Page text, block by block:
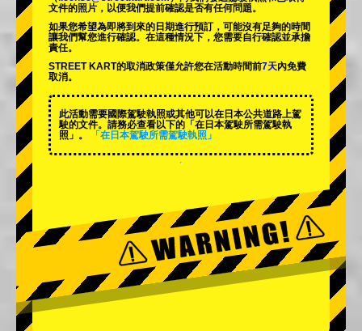
文件的照片，以便我們提前確認是否有任何問題。
如果您希望為即將到來的日期進行預訂，可能沒有足夠的時間
讓我們幫您進行確認。在這種情況下，您需要自行確認並承擔
責任。
STREET KART的取消政策僅允許您在活動時間前7天內免費
取消。
此活動需要國際駕駛執照或其他可以在日本公共道路上駕
駛的文件。請務必查看以下的「在日本駕駛所需駕駛執
照」。
「在日本駕駛所需駕駛執照」